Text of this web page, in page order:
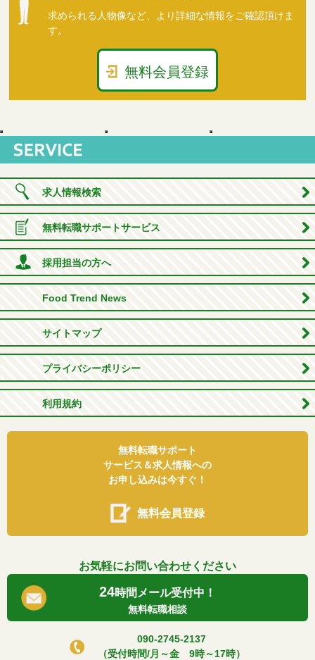
求められる人物像など、より詳細な情報をご確認頂けま
す。
無料会員登録
求人情報検索
無料転職サポートサービス
採用担当の方へ
Food Trend News
サイトマップ
プライバシーポリシー
利用規約
無料転職サポート
サービス＆求人情報への
お申し込みは今すぐ！
無料会員登録
お気軽にお問い合わせください
24時間メール受付中！
無料転職相談
090-2745-2137
（受付時間/月～金 9時～17時）